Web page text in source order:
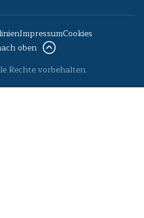
Rechte vorbehalten.
ImpressumCookies
oben